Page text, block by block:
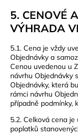
5. CENOVÉ
VÝHRADA
5.1. Cena je vždy
Objednávky a
Cenou uvedenou u
návrhu Objednávky
Objednávky, která
rámci návrhu
případně podmínky,
5.2. Celková cena
poplatků